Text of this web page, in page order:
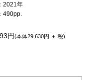
：2021年
：490pp.
円(本体29,630円 ＋ 税)